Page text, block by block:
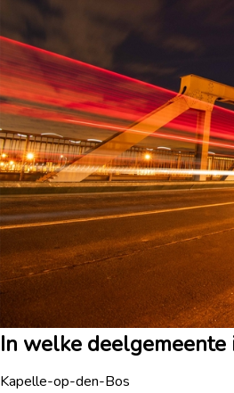
In welke
Kapelle-op-den-Bos